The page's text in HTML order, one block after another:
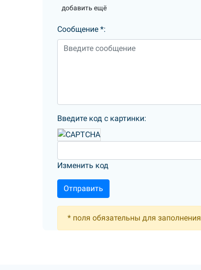
добавить ещё
Сообщение *:
Введите код с картинки:
Изменить код
* поля обязательны для заполнения